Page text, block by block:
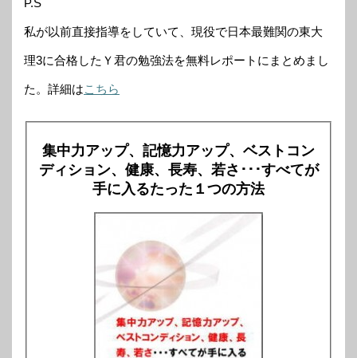
P.S
私が以前直接指導をしていて、現役で日本最難関の東大
理3に合格したＹ君の勉強法を無料レポートにまとめまし
た。詳細はこちら
集中力アップ、記憶力アップ、ベストコン
ディション、健康、長寿、若さ･･･すべてが
手に入るたった１つの方法